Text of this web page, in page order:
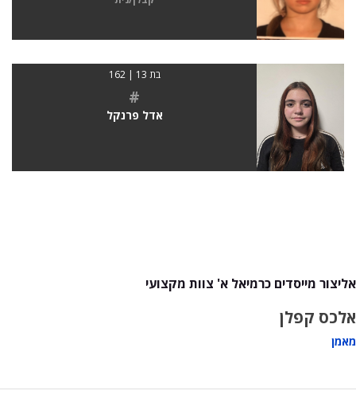
בת 13 | 162
#
אדל פרנקל
אליצור מייסדים כרמיאל א' צוות מקצועי
אלכס קפלן
מאמן